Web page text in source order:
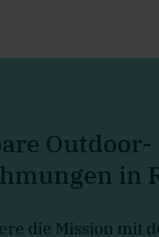
Outdoor-
in
die Mission mit